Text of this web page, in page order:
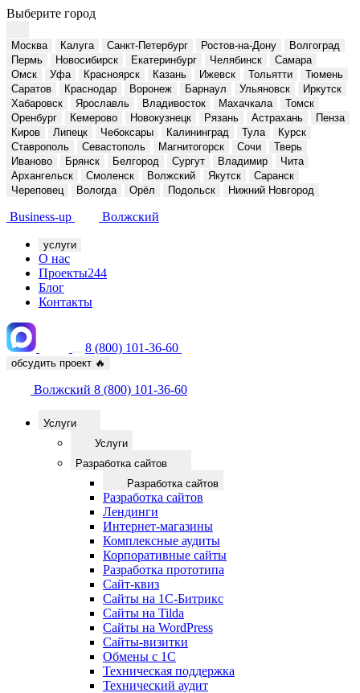
Выберите город
Москва Калуга Санкт-Петербург Ростов-на-Дону
Волгоград
Пермь
Новосибирск Екатеринбург Челябинск
Самара
Омск
Уфа Красноярск Казань Ижевск Тольятти
Тюмень
Саратов
Краснодар Воронеж Барнаул Ульяновск
Иркутск
Хабаровск
Ярославль Владивосток Махачкала
Томск
Оренбург
Кемерово Новокузнецк Рязань Астрахань
Пенза
Киров
Липецк Чебоксары Калининград Тула
Курск
Ставрополь
Севастополь Магнитогорск Сочи
Тверь
Иваново
Брянск Белгород Сургут Владимир
Чита
Архангельск
Смоленск Волжский Якутск
Саранск
Череповец
Вологда Орёл Подольск Нижний Новгород
Business-up Волжский
услуги
О нас
Проекты244
Блог
Контакты
8 (800) 101-36-60
обсудить проект 🔥
Волжский 8 (800) 101-36-60
Услуги
Услуги
Разработка сайтов
Разработка сайтов
Разработка сайтов
Лендинги
Интернет-магазины
Комплексные аудиты
Корпоративные сайты
Разработка прототипа
Сайт-квиз
Сайты на 1С-Битрикс
Сайты на Tilda
Сайты на WordPress
Сайты-визитки
Обмены с 1С
Техническая поддержка
Технический аудит